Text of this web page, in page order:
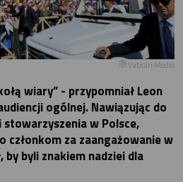
Vatican Media
wiary” - przypomniał Leon
ogólnej. Nawiązując do
w Polsce,
członkom za zaangażowanie w
by byli znakiem nadziei dla